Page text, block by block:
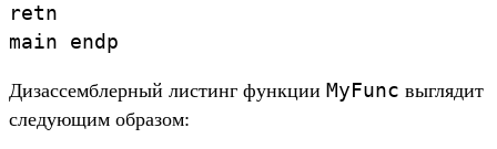
retn
main
endp
Ди­зас­сем­блер­ный лис­тинг фун­кции MyFunc выг­лядит
сле­дующим обра­зом: